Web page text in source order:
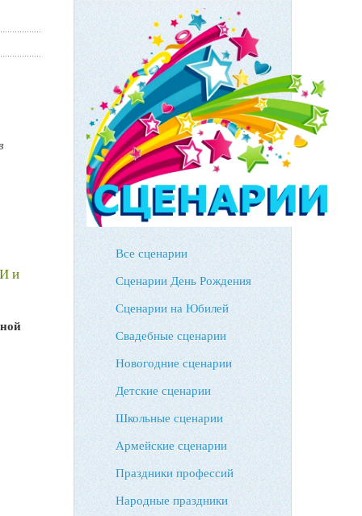
и
Все сценарии
Сценарии День Рождения
Сценарии на Юбилей
Свадебные сценарии
Новогодние сценарии
Детские сценарии
Школьные сценарии
Армейские сценарии
Праздники профессий
Народные праздники